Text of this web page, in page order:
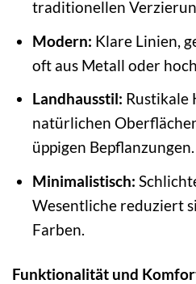
traditionellen
Modern: Klare Linien,
oft aus Metall oder
Landhausstil: Rustikale
natürlichen
üppigen Bepflanzungen.
Minimalistisch:
Wesentliche reduziert
Farben.
Funktionalität und